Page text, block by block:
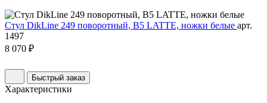
Стул DikLine 249 поворотный, B5 LATTE, ножки белые арт.
1497
8 070 ₽
Быстрый заказ
Характеристики